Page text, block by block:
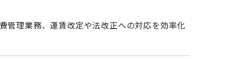
管理業務、運賃改定や法改正への対応を効率化